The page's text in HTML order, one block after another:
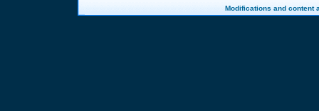
Modifications and content